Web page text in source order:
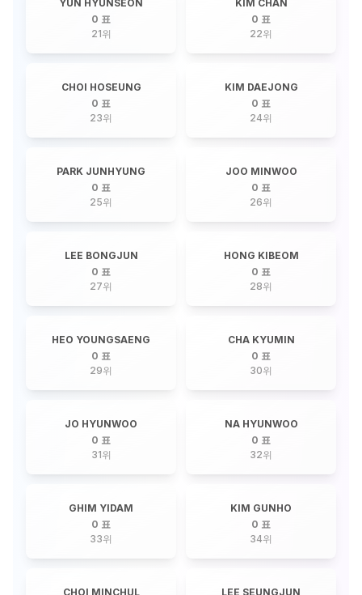
YUN HYUNSEON
0 표
21위
KIM CHAN
0 표
22위
CHOI HOSEUNG
0 표
23위
KIM DAEJONG
0 표
24위
PARK JUNHYUNG
0 표
25위
JOO MINWOO
0 표
26위
LEE BONGJUN
0 표
27위
HONG KIBEOM
0 표
28위
HEO YOUNGSAENG
0 표
29위
CHA KYUMIN
0 표
30위
JO HYUNWOO
0 표
31위
NA HYUNWOO
0 표
32위
GHIM YIDAM
0 표
33위
KIM GUNHO
0 표
34위
CHOI MINCHUL
LEE SEUNGJUN